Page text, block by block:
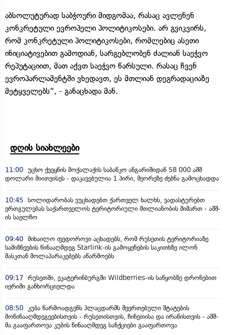
აბსოლუტურად საბჭოური მიდგომაა, რასაც ავლენენ
კონკრეტული ევროპელი პოლიტიკოსები. არ გვიკვირს,
რომ კონკრეტული პოლიტიკოსები, რომლებიც ასეთი
ინიციატივებით გამოდიან, სარგებლობენ ძალიან საეჭვო
რეპუტაციით, მათ აქვთ საეჭვო წარსული. რასაც ჩვენ
ევროპარლამენტში ვხედავთ, ეს მთლიან დეგრადაციაზე
მეტყველებს“, - განაცხადა მან.
დღის სიახლეები
11:00 უცხო ქვეყნის მოქალაქის საბანკო ანგარიშიდან 58 000 აშშ
დოლარი მიითვისეს - დაკავებულია 1 პირი, მეორეზე ძებნა გამოცხადდა
10:45 სოლიდარობას ვუცხადებთ ქართველ ხალხს, ვადასტურებთ
ერთგულებას საქართველოს ტერიტორიული მთლიანობის მიმართ - აშშ-
ის საელჩო
09:40 მიხაილო ფედოროვი აცხადებს, რომ რუსეთის ტერიტორიაზე
სამიზნეების წინააღმდეგ Starlink-ის გამოყენების საკითხზე ილონ
მასკთან მოლაპარაკებებს აწარმოებს
09:17 რუსეთში, ეკატერინბურგში Wildberries-ის საწყობზე დრონებით
იერიში განხორციელდა
08:50
კუბა წარმოადგენს პლაცდარმს შეერთებული შტატების
მოწინააღმდეგეებისთვის - რუსეთისთვის, ჩინეთისა და ირანისთვის - აშშ-
მა გააფართოვა კუბის წინააღმდეგ სანქციები გააფართოვა